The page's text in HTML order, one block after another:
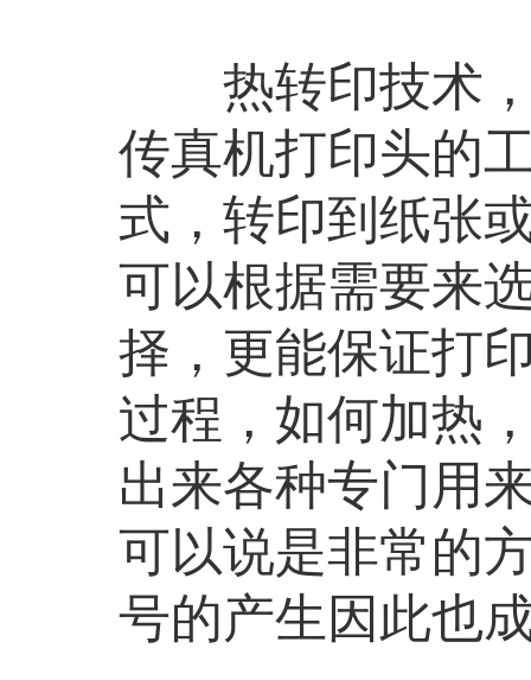
热转印技术，
传真机打印头的
式，转印到纸张
可以根据需要来
择，更能保证打
过程，如何加热
出来各种专门用
可以说是非常的
号的产生因此也